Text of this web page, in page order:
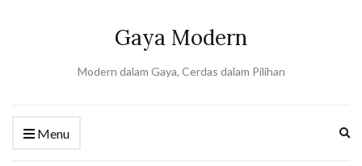
Gaya Modern
Modern dalam Gaya, Cerdas dalam Pilihan
Menu